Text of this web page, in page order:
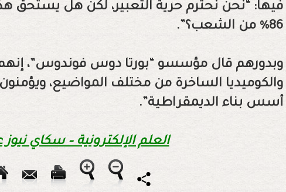
فيها: “نحن نحترم حرية التعبير، لكن هل يستحق
86% من الشعب؟”.
وبدورهم قال مؤسسو “بورتا دوس فوندوس”، إنهم
والكوميديا الساخرة من مختلف المواضيع،
أسس بناء الديمقراطية”.
العلم الإلكترونية – سكاي نيوز